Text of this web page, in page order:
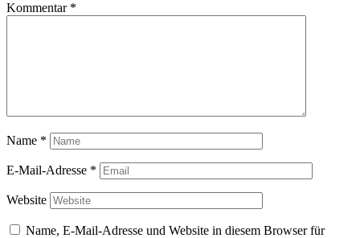
Kommentar *
Name *
E-Mail-Adresse *
Website
Name, E-Mail-Adresse und Website in diesem Browser für